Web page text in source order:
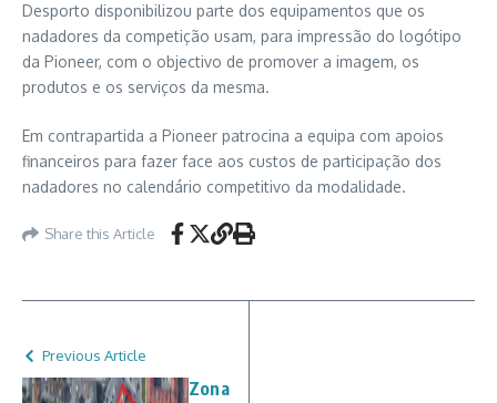
Desporto disponibilizou parte dos equipamentos que os
nadadores da competição usam, para impressão do logótipo
da Pioneer, com o objectivo de promover a imagem, os
produtos e os serviços da mesma.
Em contrapartida a Pioneer patrocina a equipa com apoios
financeiros para fazer face aos custos de participação dos
nadadores no calendário competitivo da modalidade.
Share this Article
Previous Article
Zona